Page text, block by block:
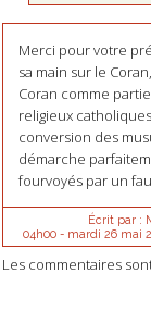
Merci pour votre
sa main sur le
Coran comme
religieux
conversion des
démarche
fourvoyés par un
Écrit par :
04h00- mardi 26 mai
Les commentaires